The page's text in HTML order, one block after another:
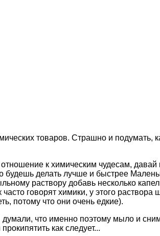
товаров. Страшно и подумать,
к химическим чудесам,
будешь делать лучше и быстрее
раствору добавь несколько
говорят химики, у этого раствора
потому что они очень едкие).
что именно поэтому мыло и
как следует...